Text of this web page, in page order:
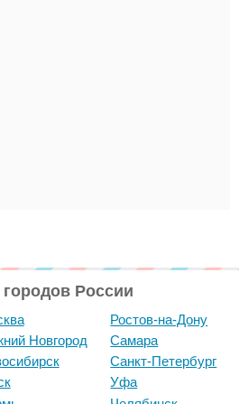
России
Новгород
Ростов-на-Дону
Самара
Санкт-Петербург
Уфа